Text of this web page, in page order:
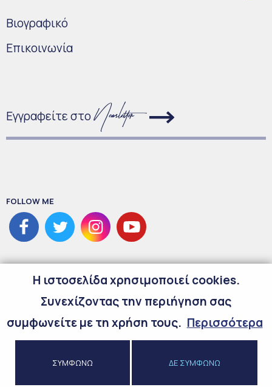
Bιογραφικό
Επικοινωνία
Εγγραφείτε στο
FOLLOW ME
H ιστοσελίδα χρησιμοποιεί cookies.
Συνεχίζοντας την περιήγηση σας
συμφωνείτε με τη χρήση τους. Περισσότερα
ΣΥΜΦΩΝΩ ΔΕ ΣΥΜΦΩΝΩ